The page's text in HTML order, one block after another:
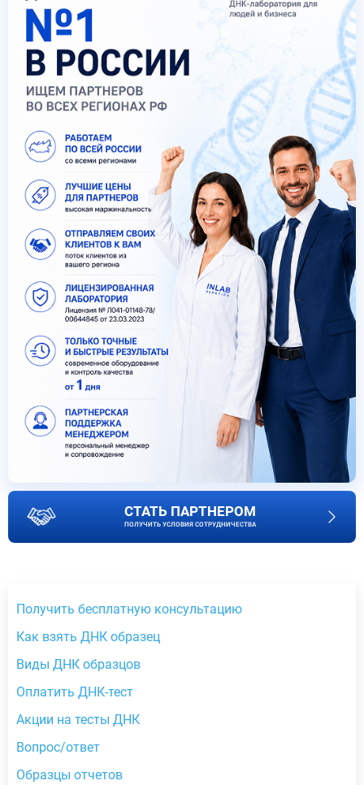
СТАТЬ ПАРТНЕРОМ
ПОЛУЧИТЬ УСЛОВИЯ СОТРУДНИЧЕСТВА
Получить бесплатную консультацию
Как взять ДНК образец
Виды ДНК образцов
Оплатить ДНК-тест
Акции на тесты ДНК
Вопрос/ответ
Образцы отчетов